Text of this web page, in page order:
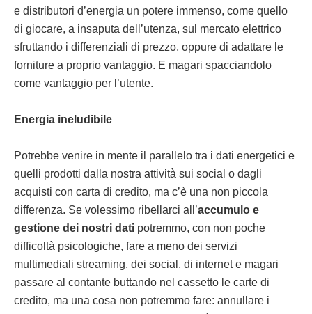
e distributori d’energia un potere immenso, come quello
di giocare, a insaputa dell’utenza, sul mercato elettrico
sfruttando i differenziali di prezzo, oppure di adattare le
forniture a proprio vantaggio. E magari spacciandolo
come vantaggio per l’utente.
Energia ineludibile
Potrebbe venire in mente il parallelo tra i dati energetici e
quelli prodotti dalla nostra attività sui social o dagli
acquisti con carta di credito, ma c’è una non piccola
differenza. Se volessimo ribellarci all’accumulo e
gestione dei nostri dati potremmo, con non poche
difficoltà psicologiche, fare a meno dei servizi
multimediali streaming, dei social, di internet e magari
passare al contante buttando nel cassetto le carte di
credito, ma una cosa non potremmo fare: annullare i